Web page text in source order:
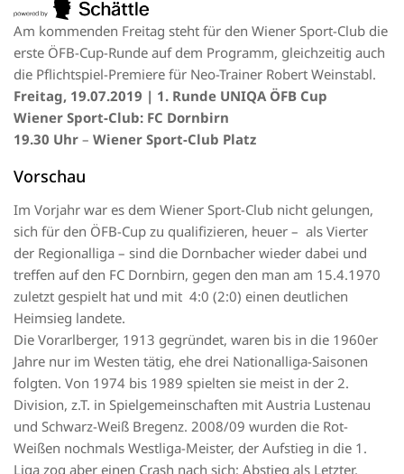
Am kommenden Freitag steht für den Wiener Sport-Club die
erste ÖFB-Cup-Runde auf dem Programm, gleichzeitig auch
die Pflichtspiel-Premiere für Neo-Trainer Robert Weinstabl.
Freitag, 19.07.2019 | 1. Runde UNIQA ÖFB Cup
Wiener Sport-Club: FC Dornbirn
19.30 Uhr – Wiener Sport-Club Platz
Vorschau
Im Vorjahr war es dem Wiener Sport-Club nicht gelungen,
sich für den ÖFB-Cup zu qualifizieren, heuer – als Vierter
der Regionalliga – sind die Dornbacher wieder dabei und
treffen auf den FC Dornbirn, gegen den man am 15.4.1970
zuletzt gespielt hat und mit 4:0 (2:0) einen deutlichen
Heimsieg landete.
Die Vorarlberger, 1913 gegründet, waren bis in die 1960er
Jahre nur im Westen tätig, ehe drei Nationalliga-Saisonen
folgten. Von 1974 bis 1989 spielten sie meist in der 2.
Division, z.T. in Spielgemeinschaften mit Austria Lustenau
und Schwarz-Weiß Bregenz. 2008/09 wurden die Rot-
Weißen nochmals Westliga-Meister, der Aufstieg in die 1.
Liga zog aber einen Crash nach sich: Abstieg als Letzter,